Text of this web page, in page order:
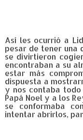
Así les ocurrió a
pesar de tener una
se divirtieron
encontraban a su
estar más
dispuesta a
y nos contaba
Papá Noel y a los
se conformaba
intentar abrirlos,